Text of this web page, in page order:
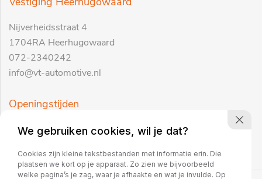
Nijverheidsstraat 4
1704RA Heerhugowaard
072-2340242
info@vt-automotive.nl
Openingstijden
Ma. t/m vr. 09:30 tot 17:00
We gebruiken cookies, wil je dat?
Cookies zijn kleine tekstbestanden met informatie erin. Die
plaatsen we kort op je apparaat. Zo zien we bijvoorbeeld
welke pagina’s je zag, waar je afhaakte en wat je invulde. Op